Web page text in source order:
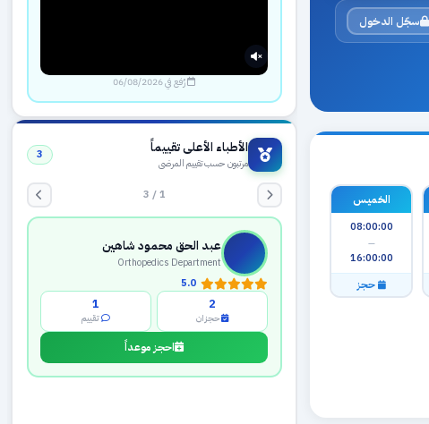
سجّل الدخول
الخميس
08:00:00
—
16:00:00
حجز
رُفع في 06/08/2026
الأطباء الأعلى تقييماً
مرتبون حسب تقييم المرضى
3
1 / 3
عبد الحق محمود شاهين
Orthopedics Department
5.0
2
حجزان
1
تقييم
احجز موعداً